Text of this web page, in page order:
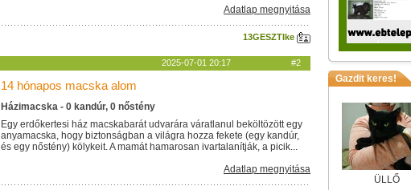
Adatlap megnyitása
13GESZTIke
2025-07-01 20:17 #2
14 hónapos macska alom
Házimacska - 0 kandúr, 0 nőstény
Egy erdőkertesi ház macskabarát udvarára váratlanul beköltözött egy
anyamacska, hogy biztonságban a világra hozza fekete (egy kandúr,
és egy nőstény) kölykeit. A mamát hamarosan ivartalanítják, a picik...
Adatlap megnyitása
Gazdit keres!
ÜLLŐ